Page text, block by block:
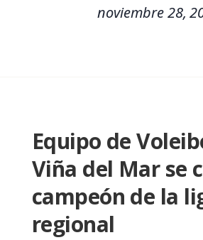
noviembre 28,
Equipo de
Viña del Mar se
campeón de la
regional